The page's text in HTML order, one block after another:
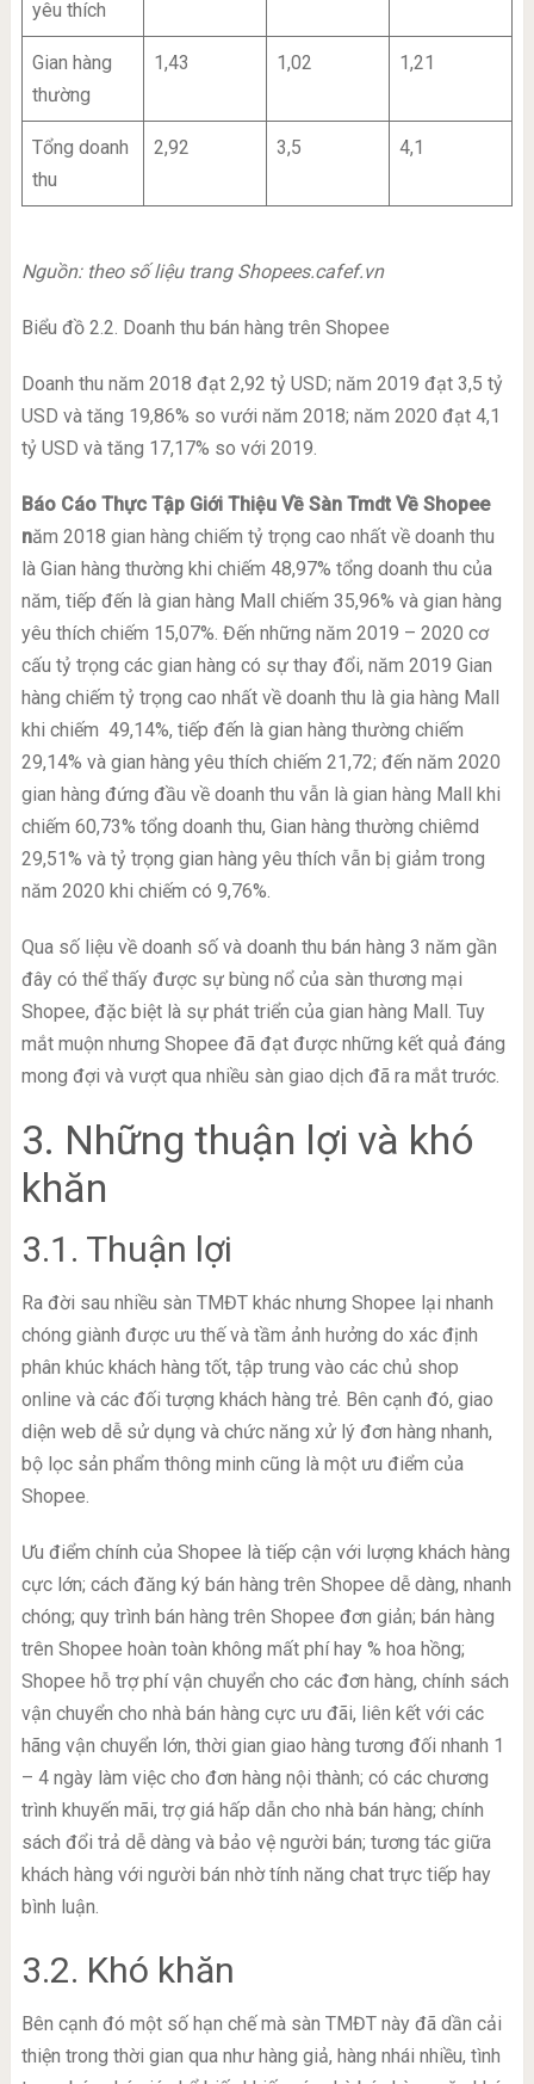
yêu thích
Gian hàng
thường
1,43 1,02 1,21
Tổng doanh
thu
2,92 3,5 4,1
Nguồn: theo số liệu trang Shopees.cafef.vn
Biểu đồ 2.2. Doanh thu bán hàng trên Shopee
Doanh thu năm 2018 đạt 2,92 tỷ USD; năm 2019 đạt 3,5 tỷ
USD và tăng 19,86% so vưới năm 2018; năm 2020 đạt 4,1
tỷ USD và tăng 17,17% so với 2019.
Báo Cáo Thực Tập Giới Thiệu Về Sàn Tmdt Về Shopee
năm 2018 gian hàng chiếm tỷ trọng cao nhất về doanh thu
là Gian hàng thường khi chiếm 48,97% tổng doanh thu của
năm, tiếp đến là gian hàng Mall chiếm 35,96% và gian hàng
yêu thích chiếm 15,07%. Đến những năm 2019 – 2020 cơ
cấu tỷ trọng các gian hàng có sự thay đổi, năm 2019 Gian
hàng chiếm tỷ trọng cao nhất về doanh thu là gia hàng Mall
khi chiếm 49,14%, tiếp đến là gian hàng thường chiếm
29,14% và gian hàng yêu thích chiếm 21,72; đến năm 2020
gian hàng đứng đầu về doanh thu vẫn là gian hàng Mall khi
chiếm 60,73% tổng doanh thu, Gian hàng thường chiêmd
29,51% và tỷ trọng gian hàng yêu thích vẫn bị giảm trong
năm 2020 khi chiếm có 9,76%.
Qua số liệu về doanh số và doanh thu bán hàng 3 năm gần
đây có thể thấy được sự bùng nổ của sàn thương mại
Shopee, đặc biệt là sự phát triển của gian hàng Mall. Tuy
mắt muộn nhưng Shopee đã đạt được những kết quả đáng
mong đợi và vượt qua nhiều sàn giao dịch đã ra mắt trước.
3. Những thuận lợi và khó
khăn
3.1. Thuận lợi
Ra đời sau nhiều sàn TMĐT khác nhưng Shopee lại nhanh
chóng giành được ưu thế và tầm ảnh hưởng do xác định
phân khúc khách hàng tốt, tập trung vào các chủ shop
online và các đối tượng khách hàng trẻ. Bên cạnh đó, giao
diện web dễ sử dụng và chức năng xử lý đơn hàng nhanh,
bộ lọc sản phẩm thông minh cũng là một ưu điểm của
Shopee.
Ưu điểm chính của Shopee là tiếp cận với lượng khách hàng
cực lớn; cách đăng ký bán hàng trên Shopee dễ dàng, nhanh
chóng; quy trình bán hàng trên Shopee đơn giản; bán hàng
trên Shopee hoàn toàn không mất phí hay % hoa hồng;
Shopee hỗ trợ phí vận chuyển cho các đơn hàng, chính sách
vận chuyển cho nhà bán hàng cực ưu đãi, liên kết với các
hãng vận chuyển lớn, thời gian giao hàng tương đối nhanh 1
– 4 ngày làm việc cho đơn hàng nội thành; có các chương
trình khuyến mãi, trợ giá hấp dẫn cho nhà bán hàng; chính
sách đổi trả dễ dàng và bảo vệ người bán; tương tác giữa
khách hàng với người bán nhờ tính năng chat trực tiếp hay
bình luận.
3.2. Khó khăn
Bên cạnh đó một số hạn chế mà sàn TMĐT này đã dần cải
thiện trong thời gian qua như hàng giả, hàng nhái nhiều, tình